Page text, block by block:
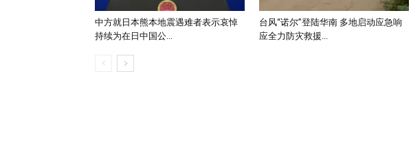
中方就日本熊本地震遇难者表示哀悼
持续为在日中国公...
台风“诺尔”登陆华南 多地启动应急响
应全力防灾救援...